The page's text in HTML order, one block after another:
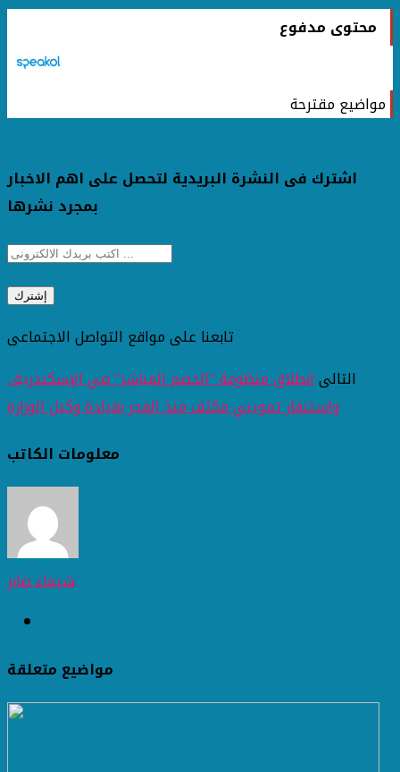
محتوى مدفوع
مواضيع مقترحة
اشترك فى النشرة البريدية لتحصل على اهم الاخبار
بمجرد نشرها
تابعنا على مواقع التواصل الاجتماعى
التالىانطلاق منظومة "الخصم المباشر" في الإسكندرية..
واستنفار تمويني مكثف منذ الفجر بقيادة وكيل الوزارة
معلومات الكاتب
شيماء صابر
مواضيع متعلقة